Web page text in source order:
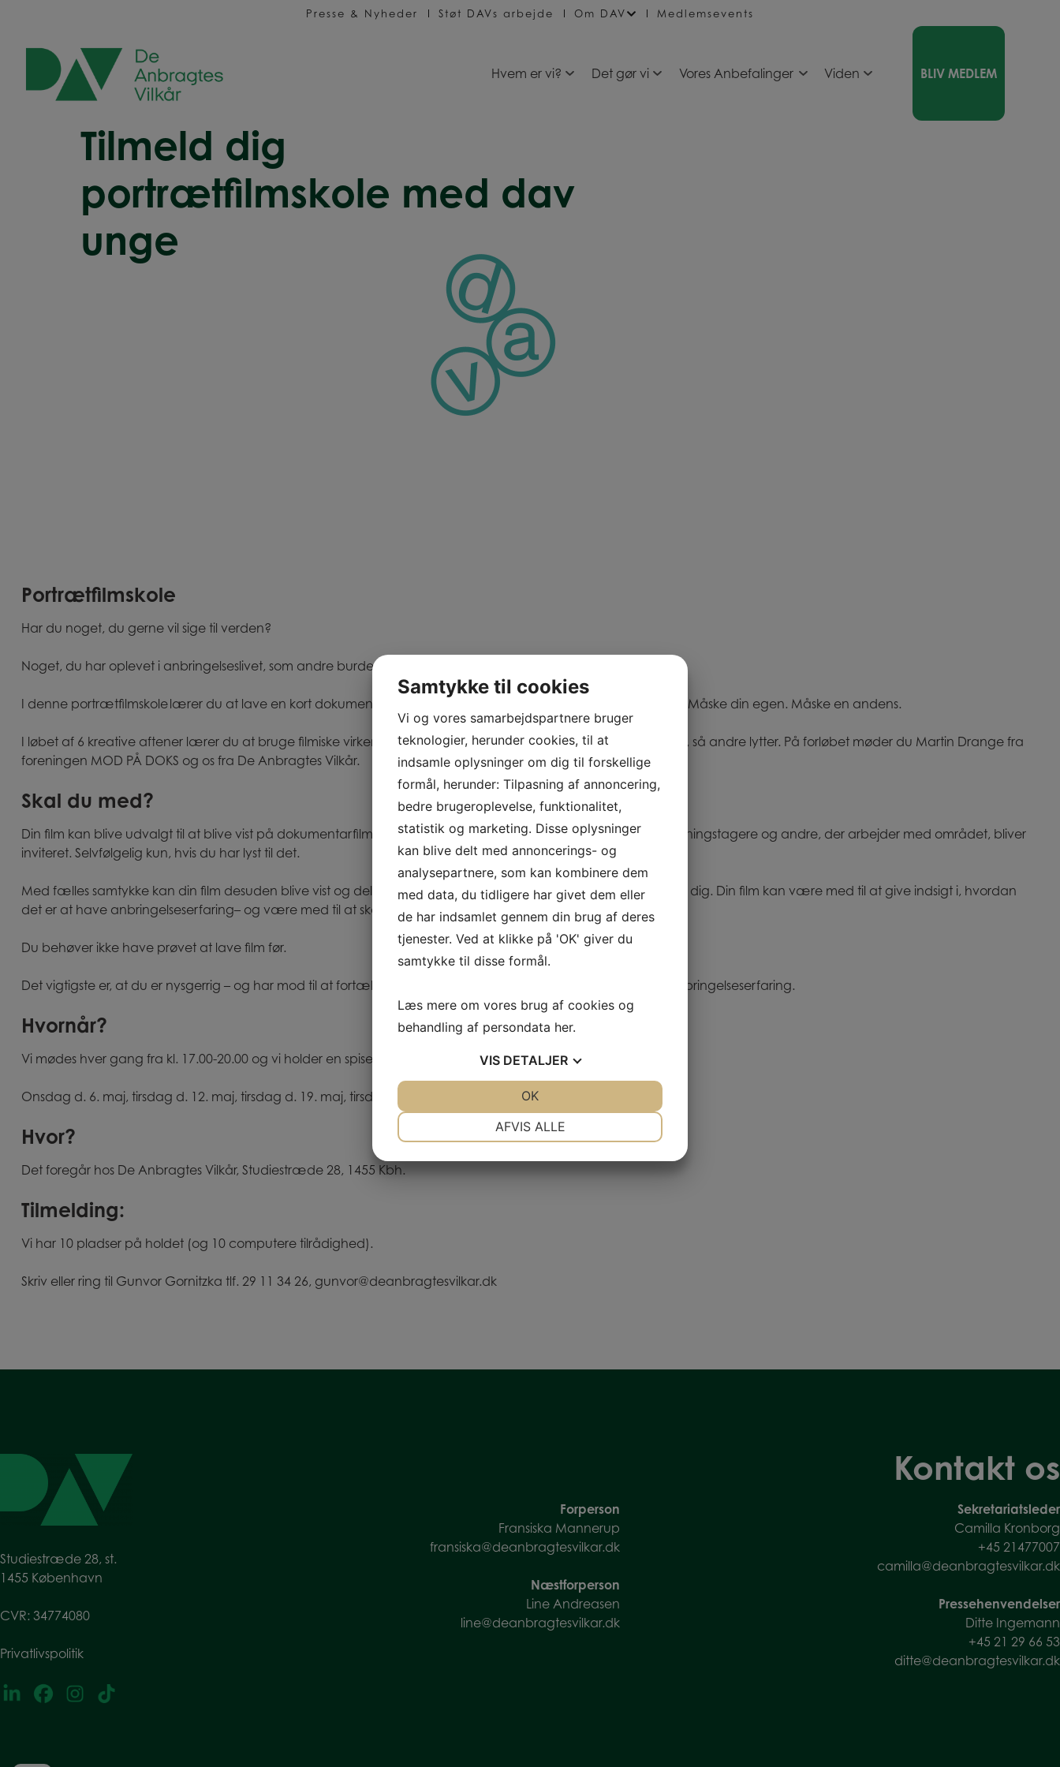
indholdet
Presse & Nyheder Støt DAVs arbejde Om DAV Medlemsevents
Hvem er vi? Det gør vi Vores Anbefalinger Viden BLIV MEDLEM
Tilmeld dig
portrætfilmskole med dav
unge
Portrætfilmskole
Har du noget, du gerne vil sige til verden?
Noget, du har oplevet i anbringelseslivet, som andre burde forstå bedre?
I denne portrætfilmskole lærer du at lave en kort dokumentarfilm – og bruge film til at fortælle virkelige historier. Måske din egen. Måske en andens.
I løbet af 6 kreative aftener lærer du at bruge filmiske virkemidler; filme, interviewe, klippe og fortælle en historie, så andre lytter. På forløbet møder du Martin Drange fra
foreningen MOD PÅ DOKS og os fra De Anbragtes Vilkår.
Skal du med?
Din film kan blive udvalgt til at blive vist på dokumentarfilmfestivalen MOD eller CPH:DOX, hvor politikere, beslutningstagere og andre, der arbejder med området, bliver
inviteret. Selvfølgelig kun, hvis du har lyst til det.
Med fælles samtykke kan din film desuden blive vist og delt lige der, hvor du synes, at det giver mest mening for dig. Din film kan være med til at give indsigt i, hvordan
det er at have anbringelseserfaring– og være med til at skabe forandring.
Du behøver ikke have prøvet at lave film før.
Det vigtigste er, at du er nysgerrig – og har mod til at fortælle en historie. Og at du er mellem 15-25 år og har anbringelseserfaring.
Hvornår?
Vi mødes hver gang fra kl. 17.00-20.00 og vi holder en spisepause undervejs.
Onsdag d. 6. maj, tirsdag d. 12. maj, tirsdag d. 19. maj, tirsdag d. 26. maj, tirsdag d. 2. juni, tirsdag d. 9. juni.
Hvor?
Det foregår hos De Anbragtes Vilkår, Studiestræde 28, 1455 Kbh.
Tilmelding:
Vi har 10 pladser på holdet (og 10 computere tilrådighed).
Skriv eller ring til Gunvor Gornitzka tlf. 29 11 34 26, gunvor@deanbragtesvilkar.dk
Studiestræde 28, st.
1455 København
CVR: 34774080
Privatlivspolitik
Kontakt os
Forperson
Fransiska Mannerup
fransiska@deanbragtesvilkar.dk
Næstforperson
Line Andreasen
line@deanbragtesvilkar.dk
Sekretariatsleder
Camilla Kronborg
+45 21477007
camilla@deanbragtesvilkar.dk
Pressehenvendelser
Ditte Ingemann
+45 21 29 66 53
ditte@deanbragtesvilkar.dk
Samtykke til cookies
Vi og vores samarbejdspartnere bruger
teknologier, herunder cookies, til at
indsamle oplysninger om dig til forskellige
formål, herunder: Tilpasning af annoncering,
bedre brugeroplevelse, funktionalitet,
statistik og marketing. Disse oplysninger
kan blive delt med annoncerings- og
analysepartnere, som kan kombinere dem
med data, du tidligere har givet dem eller
de har indsamlet gennem din brug af deres
tjenester. Ved at klikke på 'OK' giver du
samtykke til disse formål.
Læs mere om vores brug af cookies og
behandling af persondata her.
VIS DETALJER
AFVIS ALLE
OK